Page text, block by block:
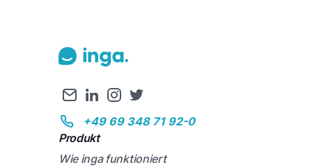
+49 69 348 71 92-0
Produkt
Wie inga funktioniert